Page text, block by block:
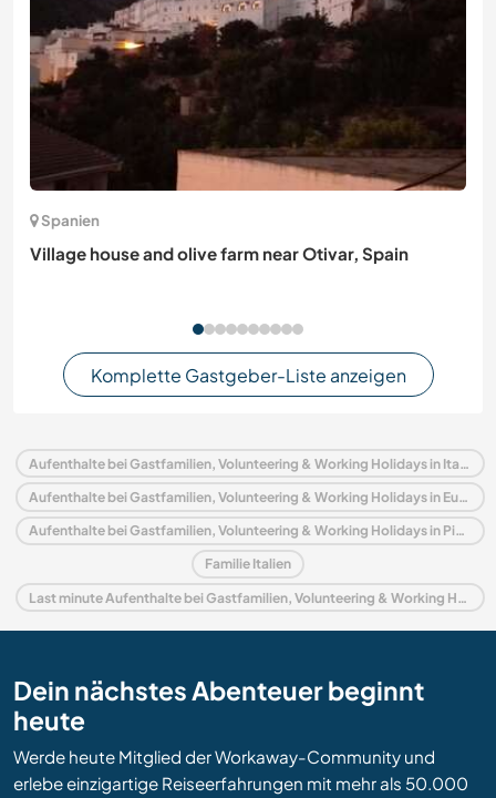
Spanien
Village house and olive farm near Otivar, Spain
Komplette Gastgeber-Liste anzeigen
Aufenthalte bei Gastfamilien, Volunteering & Working Holidays in Italien
Aufenthalte bei Gastfamilien, Volunteering & Working Holidays in Europa
Aufenthalte bei Gastfamilien, Volunteering & Working Holidays in Piedmont
Familie Italien
Last minute Aufenthalte bei Gastfamilien, Volunteering & Working Holidays in Italien
Dein nächstes Abenteuer beginnt
heute
Werde heute Mitglied der Workaway-Community und
erlebe einzigartige Reiseerfahrungen mit mehr als 50.000